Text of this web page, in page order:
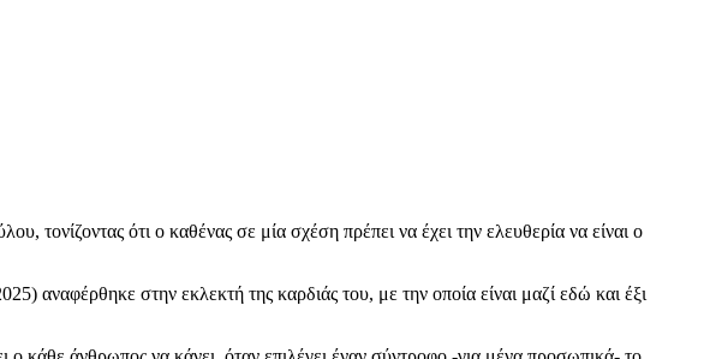
τονίζοντας ότι ο καθένας σε μία σχέση πρέπει να έχει την ελευθερία να είναι ο
στην εκλεκτή της καρδιάς του, με την οποία είναι μαζί εδώ και έξι